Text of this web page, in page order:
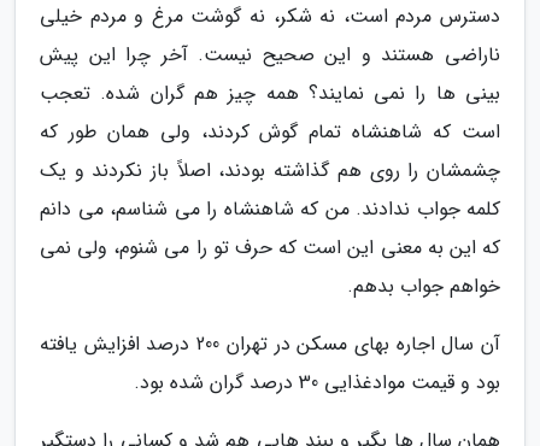
دسترس مردم است، نه شکر، نه گوشت مرغ و مردم خیلی
ناراضی هستند و این صحیح نیست. آخر چرا این پیش
بینی ها را نمی نمایند؟ همه چیز هم گران شده. تعجب
است که شاهنشاه تمام گوش کردند، ولی همان طور که
چشمشان را روی هم گذاشته بودند، اصلاً باز نکردند و یک
کلمه جواب ندادند. من که شاهنشاه را می شناسم، می دانم
که این به معنی این است که حرف تو را می شنوم، ولی نمی
خواهم جواب بدهم.
آن سال اجاره بهای مسکن در تهران 200 درصد افزایش یافته
بود و قیمت موادغذایی 30 درصد گران شده بود.